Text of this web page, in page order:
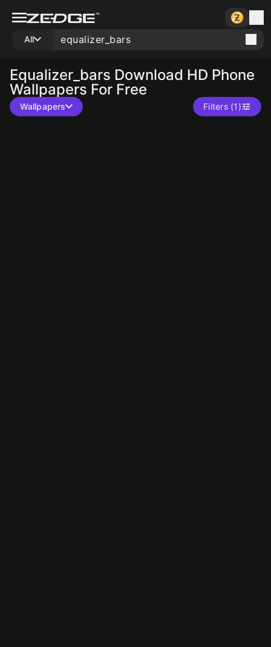
All
Equalizer_bars Download HD Phone
Wallpapers For Free
Wallpapers Filters (1)
10